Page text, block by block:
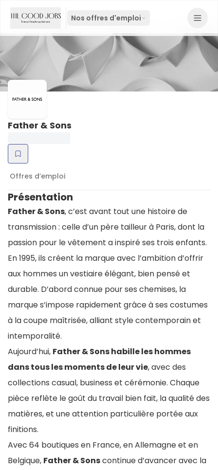
Nos offres d'emploi
Father & Sons
Offres d’emploi
Présentation
Father & Sons, c’est avant tout une histoire de
transmission : celle d’un père tailleur à Paris, dont la
passion pour le vêtement a inspiré ses trois enfants.
En 1995, ils créent la marque avec l’ambition d’offrir
aux hommes un vestiaire élégant, bien pensé et
durable. D’abord connue pour ses chemises, la
marque s’impose rapidement grâce à ses costumes
à la coupe maîtrisée, alliant style contemporain et
intemporalité.
Aujourd’hui, Father & Sons habille les hommes
dans tous les moments de leur vie, avec des
collections casual, business et cérémonie. Chaque
pièce reflète le goût du travail bien fait, la qualité des
matières, et une attention particulière portée aux
finitions.
Avec 64 boutiques en France, en Allemagne et en
Belgique, Father & Sonscontinue d’avancer avec la